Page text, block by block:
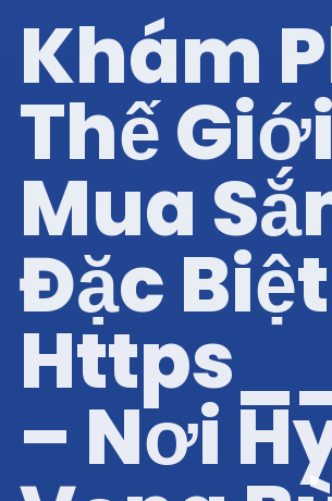
Khám
Thế Giới
Mua
Đặc
– Nơi